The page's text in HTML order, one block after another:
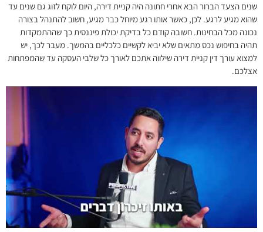
שנים הצעד הברור הבא אחרי חתונה היה קניית דירה, היום לוקח לזוג גם שנים עד
שהוא מגיע לרגע. לכן, כאשר אותו רגע מיוחל כבר מגיע, חשוב להתנהל בצורה
נכונה מכל הבחינות. חשובה קודם כל בדיקת יכולת פיננסית כך שההתמקדות
תהיה בחיפוש נכס מתאים שלא יביא לקשיים כלכליים בהמשך. מעבר לכך, יש
למצואעורך דין קניית דירה שילווה אתכם לאורך כל שלבי העסקה עד שהמפתחות
אצלכם.